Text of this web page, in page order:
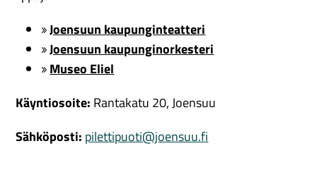
Joensuun kaupunginteatteri
Joensuun kaupunginorkesteri
Museo Eliel
Käyntiosoite: Rantakatu 20, Joensuu
Sähköposti: pilettipuoti@joensuu.fi